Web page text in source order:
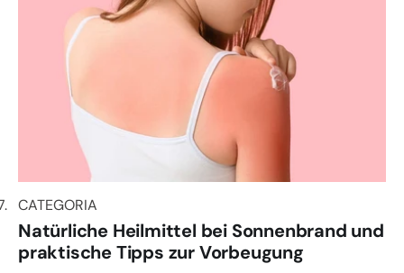
CATEGORIA
CATEGORIA
Natürliche Heilmittel bei Sonnenbrand und
praktische Tipps zur Vorbeugung